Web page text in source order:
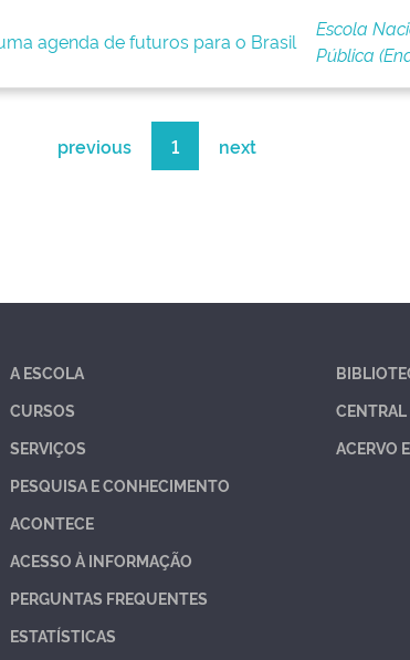
agenda de futuros para o Brasil
Escola
Pública
previous 1 next
A ESCOLA
CURSOS
SERVIÇOS
PESQUISA E CONHECIMENTO
ACONTECE
ACESSO À INFORMAÇÃO
PERGUNTAS FREQUENTES
ESTATÍSTICAS
ACERVO